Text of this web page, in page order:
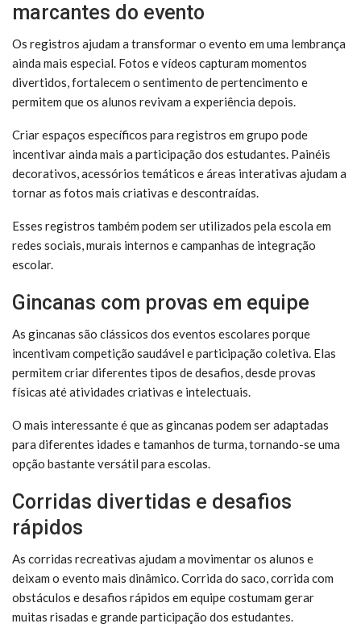
marcantes do evento
Os registros ajudam a transformar o evento em uma lembrança
ainda mais especial. Fotos e vídeos capturam momentos
divertidos, fortalecem o sentimento de pertencimento e
permitem que os alunos revivam a experiência depois.
Criar espaços específicos para registros em grupo pode
incentivar ainda mais a participação dos estudantes. Painéis
decorativos, acessórios temáticos e áreas interativas ajudam a
tornar as fotos mais criativas e descontraídas.
Esses registros também podem ser utilizados pela escola em
redes sociais, murais internos e campanhas de integração
escolar.
Gincanas com provas em equipe
As gincanas são clássicos dos eventos escolares porque
incentivam competição saudável e participação coletiva. Elas
permitem criar diferentes tipos de desafios, desde provas
físicas até atividades criativas e intelectuais.
O mais interessante é que as gincanas podem ser adaptadas
para diferentes idades e tamanhos de turma, tornando-se uma
opção bastante versátil para escolas.
Corridas divertidas e desafios
rápidos
As corridas recreativas ajudam a movimentar os alunos e
deixam o evento mais dinâmico. Corrida do saco, corrida com
obstáculos e desafios rápidos em equipe costumam gerar
muitas risadas e grande participação dos estudantes.